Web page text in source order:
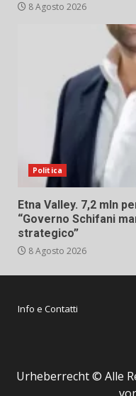
8 Agosto 2026
Politica
Etna Valley. 7,2 mln
“Governo Schifani
strategico”
8 Agosto 2026
Info e Contatti
Urheberrecht © Alle